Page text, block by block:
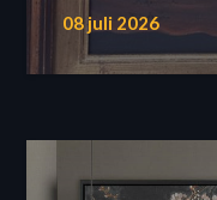
08 juli 2026